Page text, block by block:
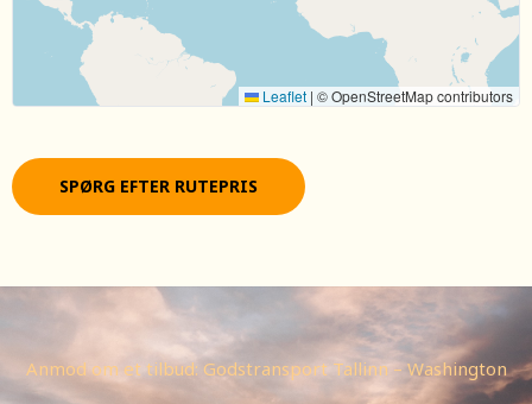
Leaflet | © OpenStreetMap contributors
SPØRG EFTER RUTEPRIS
Anmod om et tilbud: Godstransport Tallinn – Washington